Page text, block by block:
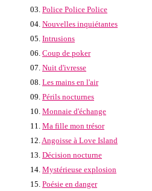
03. Police Police Police
04. Nouvelles inquiétantes
05. Intrusions
06. Coup de poker
07. Nuit d'ivresse
08. Les mains en l'air
09. Périls nocturnes
10. Monnaie d'échange
11. Ma fille mon trésor
12.Angoisse à Love Island
13. Décision nocturne
14. Mystérieuse explosion
15. Poésie en danger